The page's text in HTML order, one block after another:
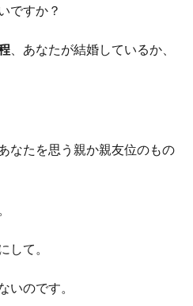
ですか？
、あなたが結婚しているか、
なたを思う親か親友位のもの
して。
いのです。